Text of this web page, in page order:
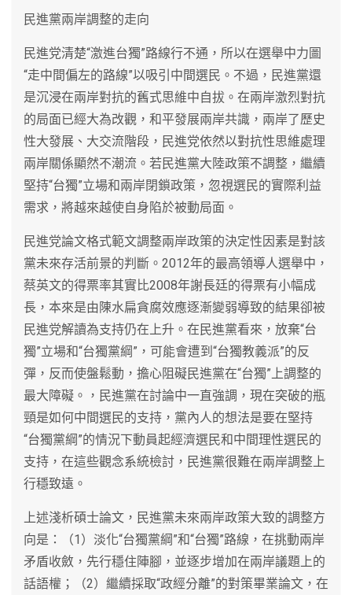
民進黨兩岸調整的走向
民進党清楚“激進台獨”路線行不通，所以在選舉中力圖
“走中間偏左的路線”以吸引中間選民。不過，民進黨還
是沉浸在兩岸對抗的舊式思維中自拔。在兩岸激烈對抗
的局面已經大為改觀，和平發展兩岸共識，兩岸了歷史
性大發展、大交流階段，民進党依然以對抗性思維處理
兩岸關係顯然不潮流。若民進黨大陸政策不調整，繼續
堅持“台獨”立場和兩岸閉鎖政策，忽視選民的實際利益
需求，將越來越使自身陷於被動局面。
民進党論文格式範文調整兩岸政策的決定性因素是對該
黨未來存活前景的判斷。2012年的最高領導人選舉中，
蔡英文的得票率其實比2008年謝長廷的得票有小幅成
長，本來是由陳水扁貪腐效應逐漸變弱導致的結果卻被
民進党解讀為支持仍在上升。在民進黨看來，放棄“台
獨”立場和“台獨黨綱”，可能會遭到“台獨教義派”的反
彈，反而使盤鬆動，擔心阻礙民進黨在“台獨”上調整的
最大障礙。，民進黨在討論中一直強調，現在突破的瓶
頸是如何中間選民的支持，黨內人的想法是要在堅持
“台獨黨綱”的情況下動員起經濟選民和中間理性選民的
支持，在這些觀念系統檢討，民進黨很難在兩岸調整上
行穩致遠。
上述淺析碩士論文，民進黨未來兩岸政策大致的調整方
向是：（1）淡化“台獨黨綱”和“台獨”路線，在挑動兩岸
矛盾收斂，先行穩住陣腳，並逐步增加在兩岸議題上的
話語權；（2）繼續採取“政經分離”的對策畢業論文，在